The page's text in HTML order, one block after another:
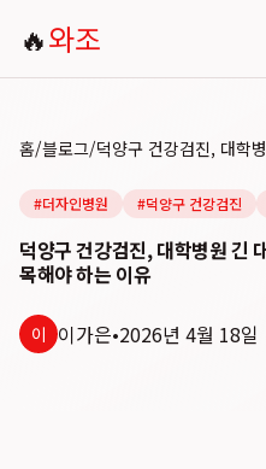
🔥와조
홈/블로그/
#더자인병원 #덕양구 건강검진
덕양구 건강검진, 대학병원 긴
목해야 하는 이유
이 이가은•2026년 4월 18일